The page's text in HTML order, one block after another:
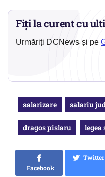
Fiți la curent cu
Urmăriți DCNews și pe
salarizare salariu
dragos pislaru
Facebook
Twitter